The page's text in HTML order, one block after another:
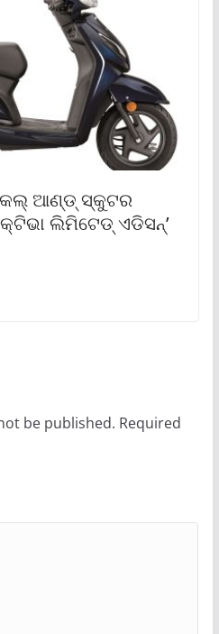
ଆଣ୍ଡ୍ ସ୍କୁଟର
ଲିମିଟେଡ୍ ଏଡିସନ୍‌’
be published. Required